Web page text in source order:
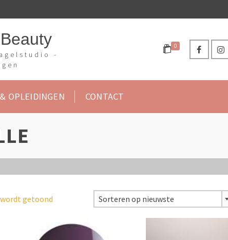
-
0
OPLEIDINGEN CONTACT
getoond Sorteren op nieuwste